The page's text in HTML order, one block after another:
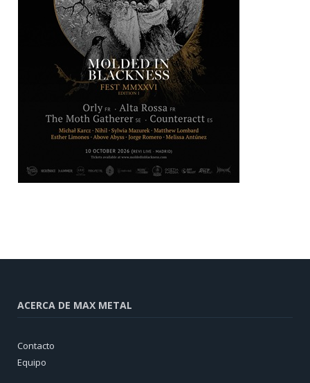
ACERCA DE MAX METAL
Contacto
Equipo